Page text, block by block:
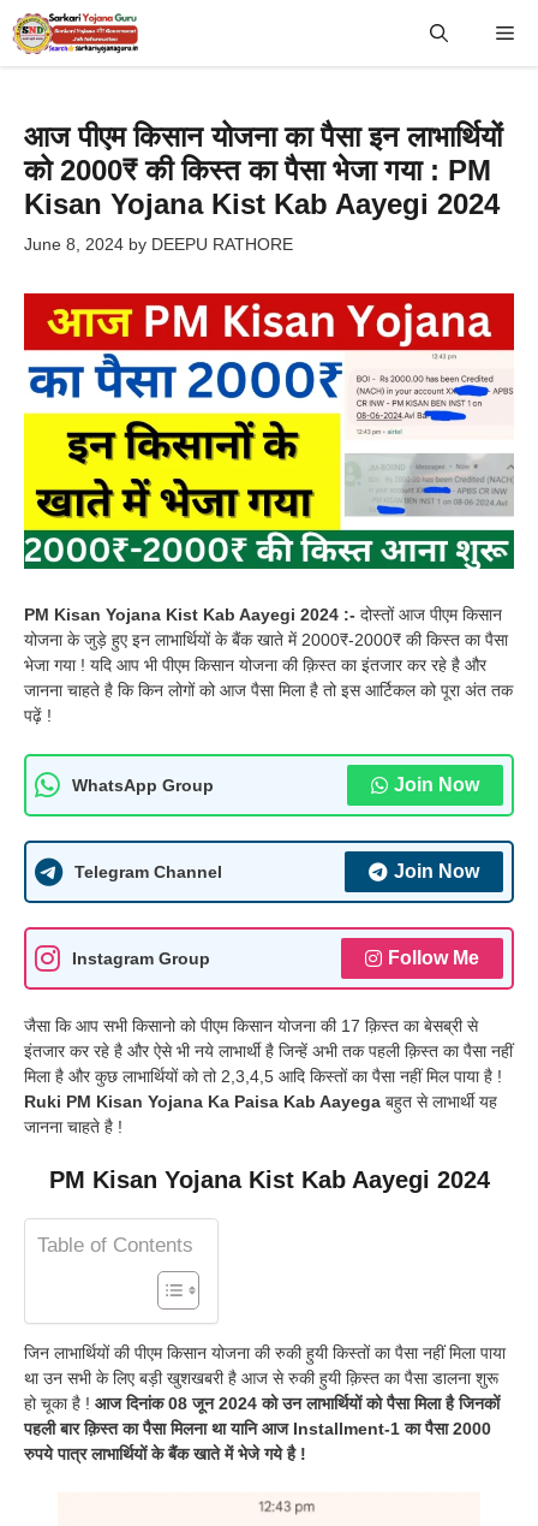
Skip
to
आज पीएम किसान योजना का पैसा इन लाभार्थियों
को 2000₹ की किस्त का पैसा भेजा गया : PM
Kisan Yojana Kist Kab Aayegi 2024
June 8, 2024 by DEEPU RATHORE
PM Kisan Yojana Kist Kab Aayegi 2024 :- दोस्तों आज पीएम किसान
योजना के जुड़े हुए इन लाभार्थियों के बैंक खाते में 2000₹-2000₹ की किस्त का पैसा
भेजा गया ! यदि आप भी पीएम किसान योजना की क़िस्त का इंतजार कर रहे है और
जानना चाहते है कि किन लोगों को आज पैसा मिला है तो इस आर्टिकल को पूरा अंत तक
पढ़ें !
WhatsApp Group Join Now
Telegram Channel Join Now
Instagram Group Follow Me
जैसा कि आप सभी किसानो को पीएम किसान योजना की 17 क़िस्त का बेसब्री से
इंतजार कर रहे है और ऐसे भी नये लाभार्थी है जिन्हें अभी तक पहली क़िस्त का पैसा नहीं
मिला है और कुछ लाभार्थियों को तो 2,3,4,5 आदि किस्तों का पैसा नहीं मिल पाया है !
Ruki PM Kisan Yojana Ka Paisa Kab Aayega बहुत से लाभार्थी यह
जानना चाहते है !
PM Kisan Yojana Kist Kab Aayegi 2024
Table of Contents
जिन लाभार्थियों की पीएम किसान योजना की रुकी हुयी किस्तों का पैसा नहीं मिला पाया
था उन सभी के लिए बड़ी खुशखबरी है आज से रुकी हुयी क़िस्त का पैसा डालना शुरू
हो चूका है ! आज दिनांक 08 जून 2024 को उन लाभार्थियों को पैसा मिला है जिनकों
पहली बार क़िस्त का पैसा मिलना था यानि आज Installment-1 का पैसा 2000
रुपये पात्र लाभार्थियों के बैंक खाते में भेजे गये है !